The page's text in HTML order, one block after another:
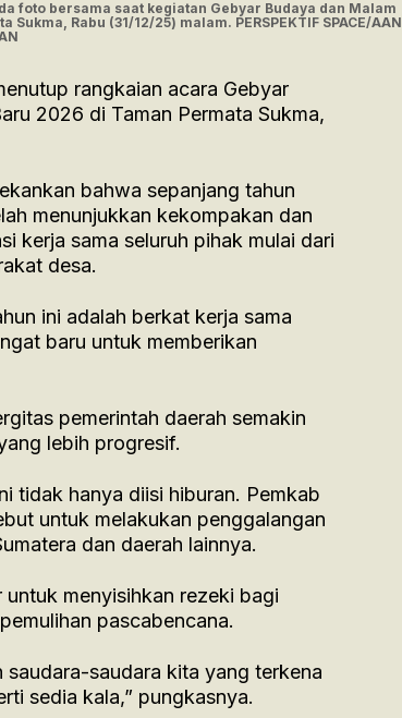
foto bersama saat kegiatan Gebyar Budaya dan Malam
Rabu (31/12/25) malam. PERSPEKTIF SPACE/AAN
rangkaian acara Gebyar
2026 di Taman Permata Sukma,
bahwa sepanjang tahun
menunjukkan kekompakan dan
kerja sama seluruh pihak mulai dari
desa.
ini adalah berkat kerja sama
baru untuk memberikan
pemerintah daerah semakin
lebih progresif.
tidak hanya diisi hiburan. Pemkab
untuk melakukan penggalangan
dan daerah lainnya.
menyisihkan rezeki bagi
pascabencana.
saudara kita yang terkena
sedia kala,” pungkasnya.